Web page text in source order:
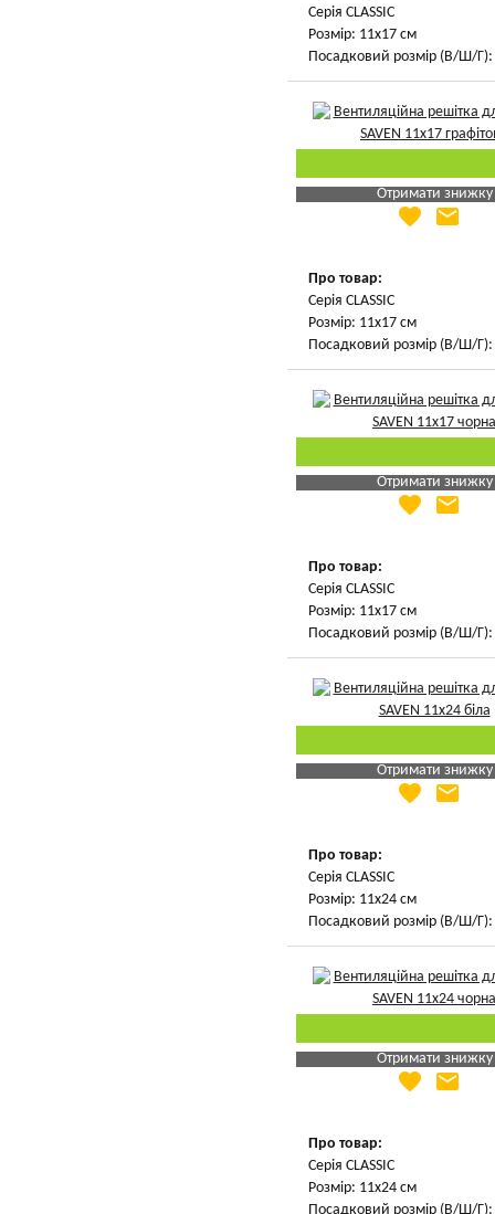
Серія CLASSIC
Розмір: 11х17 см
Посадковий розмір (В/Ш/Г):
Отримати знижку
Яка Ваша ціна
favorite email
Про товар:
Серія CLASSIC
Розмір: 11х17 см
Посадковий розмір (В/Ш/Г):
Отримати знижку
Яка Ваша ціна
favorite email
Про товар:
Серія CLASSIC
Розмір: 11х17 см
Посадковий розмір (В/Ш/Г):
Отримати знижку
Яка Ваша ціна
favorite email
Про товар:
Серія CLASSIC
Розмір: 11х24 см
Посадковий розмір (В/Ш/Г):
Отримати знижку
Яка Ваша ціна
favorite email
Про товар:
Серія CLASSIC
Розмір: 11х24 см
Посадковий розмір (В/Ш/Г):